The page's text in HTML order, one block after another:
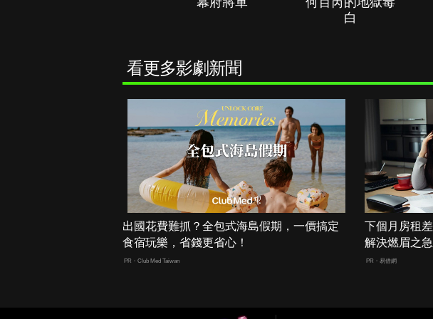
白
看更多影劇新聞
出國花費難抓？全包式海島假期，一價搞定
食宿玩樂，省錢更省心！
PR・Club Med Taiwan
下個月房租
解決燃眉之急
PR・易借網